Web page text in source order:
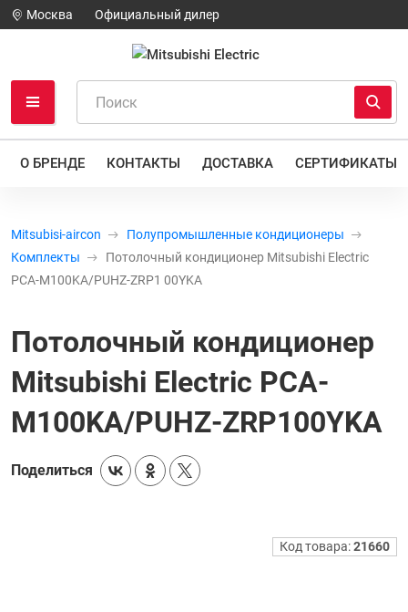
Москва Официальный дилер
О БРЕНДЕ КОНТАКТЫ ДОСТАВКА СЕРТИФИКАТЫ
Mitsubisi-aircon
Полупромышленные кондиционеры
Комплекты
Потолочный кондиционер Mitsubishi Electric
PCA-M100KA/PUHZ-ZRP1 00YKA
Потолочный кондиционер
Mitsubishi Electric PCA-
M100KA/PUHZ-ZRP100YKA
Поделиться
Код товара:21660